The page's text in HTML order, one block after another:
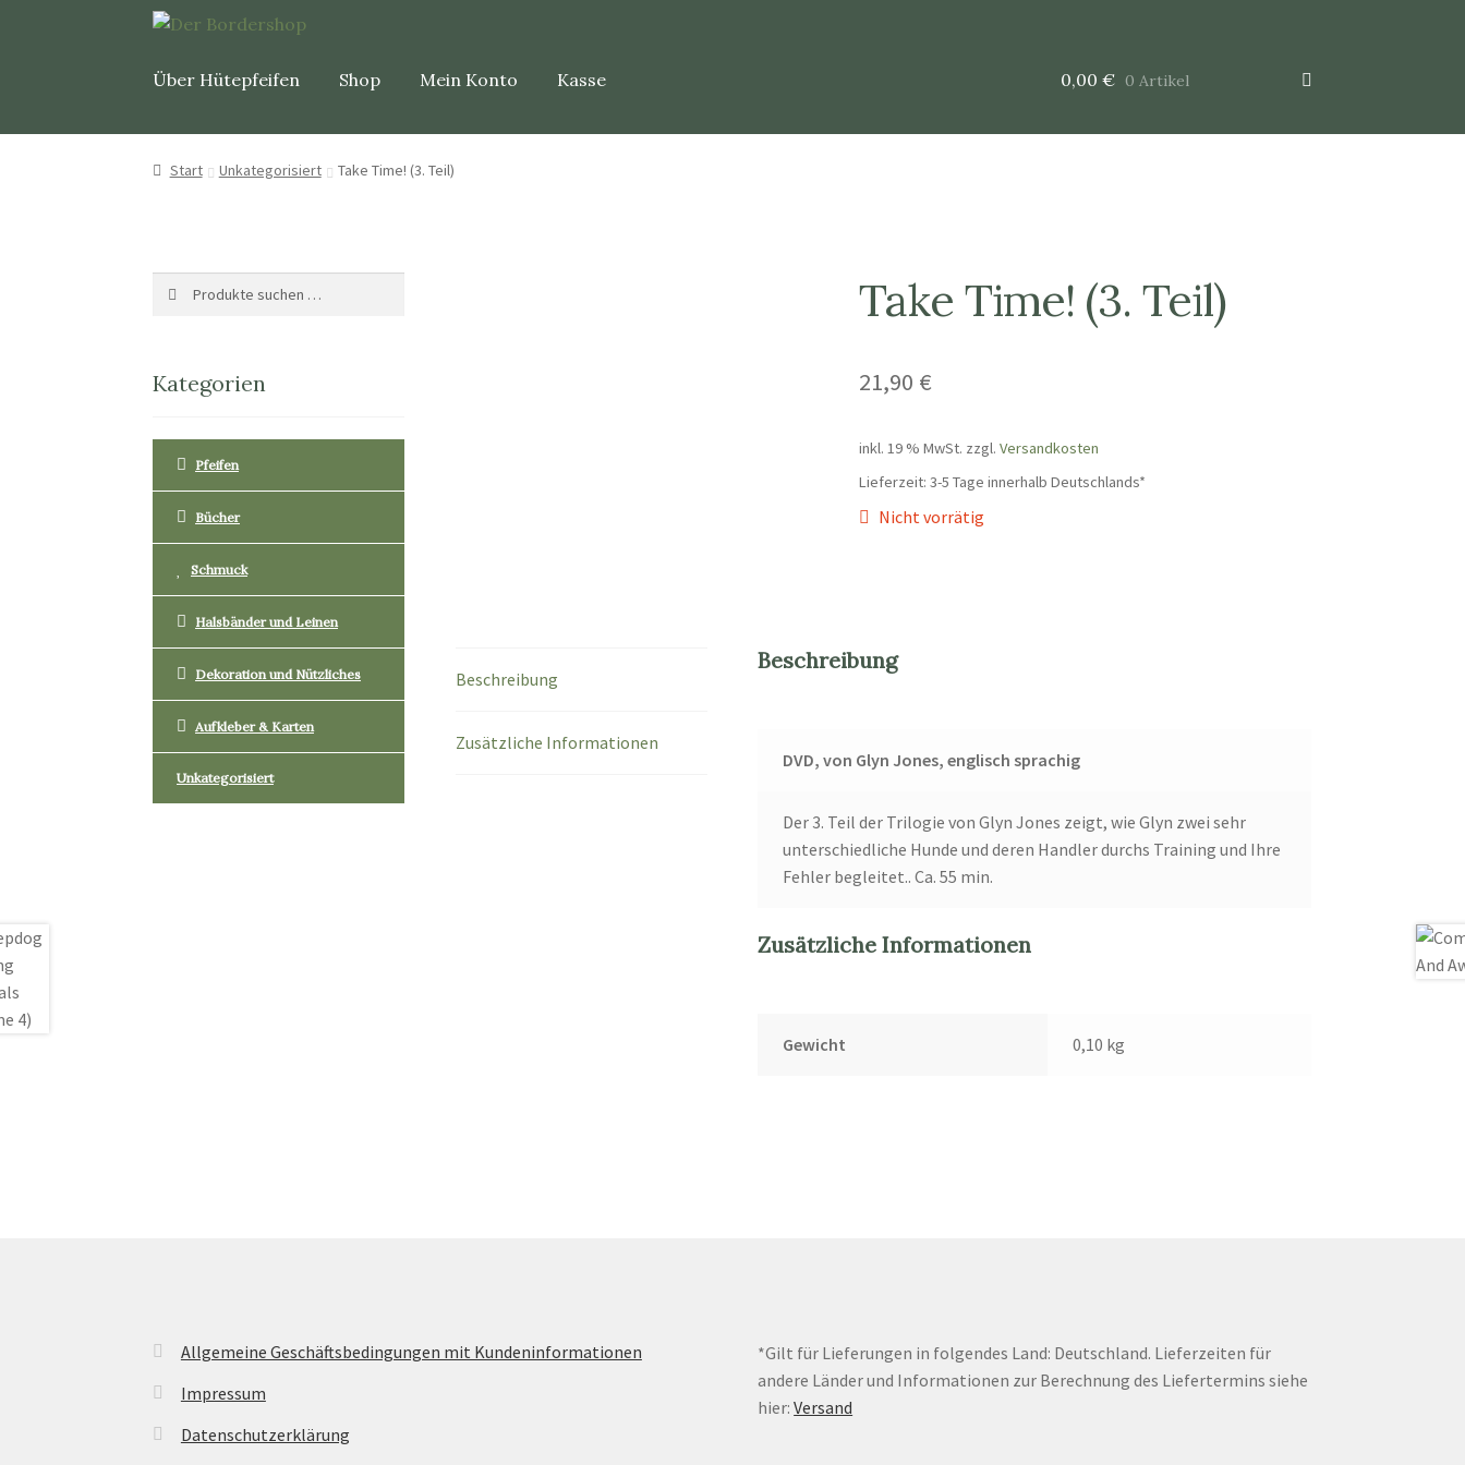
Über Hütepfeifen Shop Mein Konto Kasse 0,00 € 0 Artikel
Start Unkategorisiert Take Time! (3. Teil)
Take Time! (3. Teil)
21,90 €
inkl. 19 % MwSt. zzgl. Versandkosten
Lieferzeit: 3-5 Tage innerhalb Deutschlands*
Nicht vorrätig
Beschreibung
Zusätzliche Informationen
Beschreibung
DVD, von Glyn Jones, englisch sprachig
Der 3. Teil der Trilogie von Glyn Jones zeigt, wie Glyn zwei sehr
unterschiedliche Hunde und deren Handler durchs Training und Ihre
Fehler begleitet.. Ca. 55 min.
Zusätzliche Informationen
Gewicht 0,10 kg
Kategorien
Pfeifen
Bücher
Schmuck
Halsbänder und Leinen
Dekoration und Nützliches
Aufkleber & Karten
Unkategorisiert
Allgemeine Geschäftsbedingungen mit Kundeninformationen
Impressum
Datenschutzerklärung
*Gilt für Lieferungen in folgendes Land: Deutschland. Lieferzeiten für
andere Länder und Informationen zur Berechnung des Liefertermins siehe
hier:Versand